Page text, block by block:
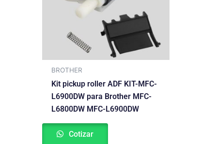
BROTHER
Kit pickup roller ADF KIT-MFC-
L6900DW para Brother MFC-
L6800DW MFC-L6900DW
Cotizar